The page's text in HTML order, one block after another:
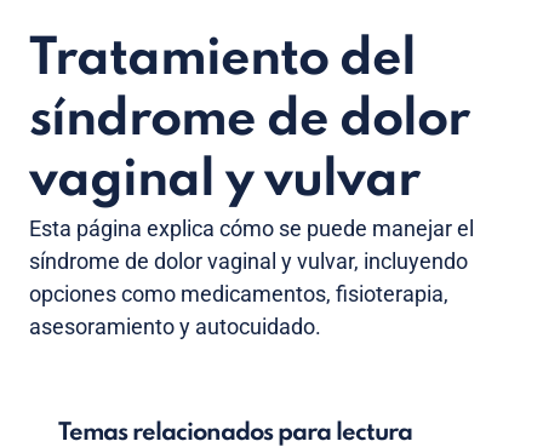
Tratamiento del
síndrome de dolor
vaginal y vulvar
Esta página explica cómo se puede manejar el
síndrome de dolor vaginal y vulvar, incluyendo
opciones como medicamentos, fisioterapia,
asesoramiento y autocuidado.
Temas relacionados para lectura